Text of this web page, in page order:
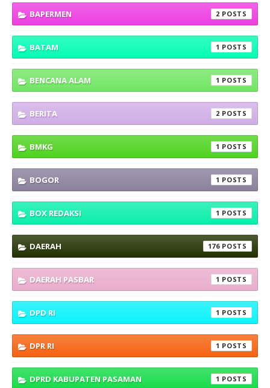
BAPERMEN 2
BATAM 1
BENCANA ALAM 1
BERITA 2
BMKG 1
BOGOR 1
BOX REDAKSI 1
DAERAH 176
DAERAH PASBAR 1
DPD RI 1
DPR RI 1
DPRD KABUPATEN PASAMAN 1